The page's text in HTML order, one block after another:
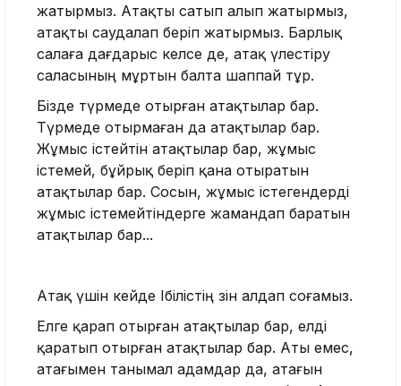
жатырмыз. Атақты сатып алып жатырмыз,
атақты саудалап беріп жатырмыз. Барлық
салаға дағдарыс келсе де, атақ үлестіру
саласының мұртын балта шаппай тұр.
Бізде түрмеде отырған атақтылар бар.
Түрмеде отырмаған да атақтылар бар.
Жұмыс істейтін атақтылар бар, жұмыс
істемей, бұйрық беріп қана отыратын
атақтылар бар. Сосын, жұмыс істегендерді
жұмыс істемейтіндерге жамандап баратын
атақтылар бар...
Атақ үшін кейде Ібілістің өзін алдап соғамыз.
Елге қарап отырған атақтылар бар, елді
қаратып отырған атақтылар бар. Аты емес,
атағымен танымал адамдар да, атағын